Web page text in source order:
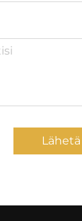
Lähetä